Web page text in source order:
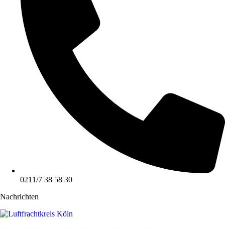
0211/7 38 58 30
Nachrichten